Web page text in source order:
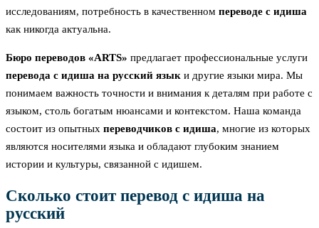
исследованиям, потребность в качественном переводе с идиша
как никогда актуальна.
Бюро переводов «ARTS» предлагает профессиональные услуги
перевода с идиша на русский язык и другие языки мира. Мы
понимаем важность точности и внимания к деталям при работе с
языком, столь богатым нюансами и контекстом. Наша команда
состоит из опытных переводчиков с идиша, многие из которых
являются носителями языка и обладают глубоким знанием
истории и культуры, связанной с идишем.
Сколько стоит перевод с идиша на
русский